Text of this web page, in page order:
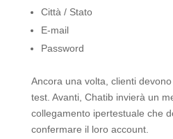
Città / Stato
E-mail
Password
Ancora una volta, clienti
test. Avanti, Chatib invierà un
collegamento ipertestuale che
confermare il loro account.